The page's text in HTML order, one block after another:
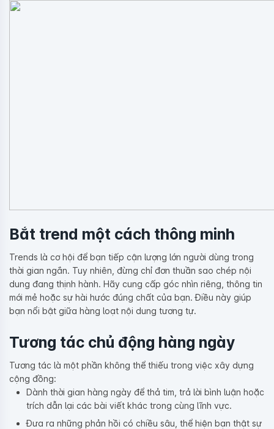
Bắt trend một cách thông minh
Trends là cơ hội để bạn tiếp cận lượng lớn người dùng trong
thời gian ngắn. Tuy nhiên, đừng chỉ đơn thuần sao chép nội
dung đang thịnh hành. Hãy cung cấp góc nhìn riêng, thông tin
mới mẻ hoặc sự hài hước đúng chất của bạn. Điều này giúp
bạn nổi bật giữa hàng loạt nội dung tương tự.
Tương tác chủ động hàng ngày
Tương tác là một phần không thể thiếu trong việc xây dựng
cộng đồng:
Dành thời gian hàng ngày để thả tim, trả lời bình luận hoặc
trích dẫn lại các bài viết khác trong cùng lĩnh vực.
Đưa ra những phản hồi có chiều sâu, thể hiện bạn thật sự